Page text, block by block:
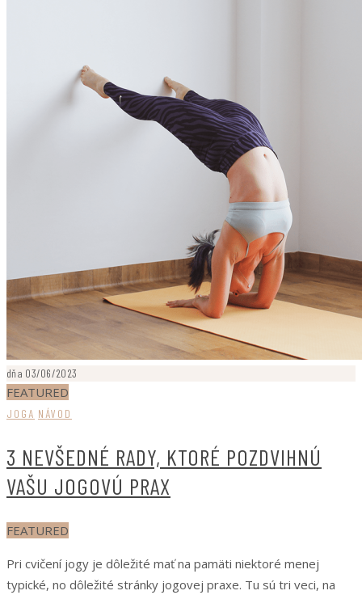
dňa 03/06/2023
FEATURED
JOGA NÁVOD
3 NEVŠEDNÉ RADY, KTORÉ POZDVIHNÚ
VAŠU JOGOVÚ PRAX
FEATURED
Pri cvičení jogy je dôležité mať na pamäti niektoré menej
typické, no dôležité stránky jogovej praxe. Tu sú tri veci, na